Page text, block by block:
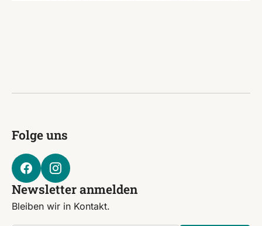
Folge uns
Newsletter anmelden
Bleiben wir in Kontakt.